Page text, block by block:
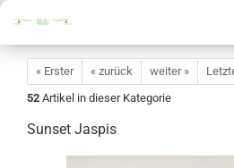
« Erster « zurück weiter »
52 Artikel in dieser Kategorie
Sunset Jaspis